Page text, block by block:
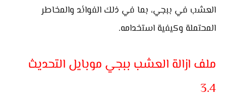
العشب في ببجي، بما في ذلك الفوائد والمخاطر
المحتملة وكيفية استخدامه.
ملف ازالة العشب ببجي موبايل التحديث
3.4